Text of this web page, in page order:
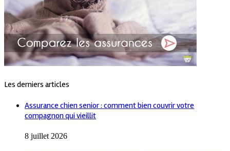
Les derniers articles
Assurance chien senior : comment bien couvrir votre
compagnon qui vieillit
8 juillet 2026